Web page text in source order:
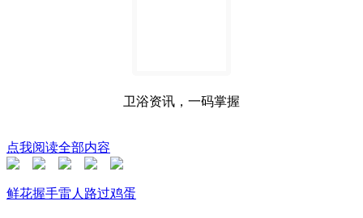
卫浴资讯，一码掌握
点我阅读全部内容
鲜花握手雷人 路过鸡蛋